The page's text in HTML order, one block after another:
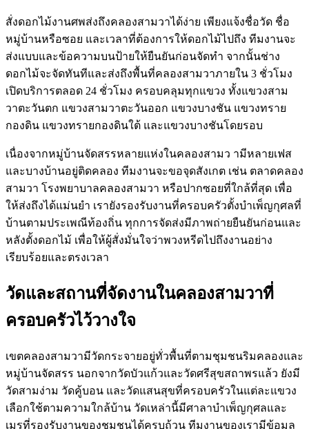
สั่งดอกไม้งานศพส่งถึงคลองสามวาได้ง่าย เพียงแจ้งชื่อวัด ชื่อ
หมู่บ้านหรือซอย และเวลาที่ต้องการให้ดอกไม้ไปถึง ทีมงานจะ
ส่งแบบและข้อความบนป้ายให้ยืนยันก่อนจัดทำ จากนั้นช่าง
ดอกไม้จะจัดทันทีและส่งถึงพื้นที่คลองสามวาภายใน 3 ชั่วโมง
เปิดบริการตลอด 24 ชั่วโมง ครอบคลุมทุกแขวง ทั้งแขวงสาม
วาตะวันตก แขวงสามวาตะวันออก แขวงบางชัน แขวงทราย
กองดิน แขวงทรายกองดินใต้ และแขวงบางชันโดยรอบ
เนื่องจากหมู่บ้านจัดสรรหลายแห่งในคลองสามว ามีหลายเฟส
และบางบ้านอยู่ติดคลอง ทีมงานจะขอจุดสังเกต เช่น ตลาดคลอง
สามวา โรงพยาบาลคลองสามวา หรือปากซอยที่ใกล้ที่สุด เพื่อ
ให้ส่งถึงได้แม่นยำ เรายังรองรับงานที่ครอบครัวตั้งบำเพ็ญกุศลที่
บ้านตามประเพณีท้องถิ่น ทุกการจัดส่งมีภาพถ่ายยืนยันก่อนและ
หลังตั้งดอกไม้ เพื่อให้ผู้สั่งมั่นใจว่าพวงหรีดไปถึงงานอย่าง
เรียบร้อยและตรงเวลา
วัดและสถานที่จัดงานในคลองสามวาที่
ครอบครัวไว้วางใจ
เขตคลองสามวามีวัดกระจายอยู่ทั่วพื้นที่ตามชุมชนริมคลองและ
หมู่บ้านจัดสรร นอกจากวัดบัวแก้วและวัดศรีสุขสถาพรแล้ว ยังมี
วัดสามง่าม วัดคู้บอน และวัดแสนสุขที่ครอบครัวในแต่ละแขวง
เลือกใช้ตามความใกล้บ้าน วัดเหล่านี้มีศาลาบำเพ็ญกุศลและ
เมรุที่รองรับงานของชุมชนได้ครบถ้วน ทีมงานของเรามีข้อมูล